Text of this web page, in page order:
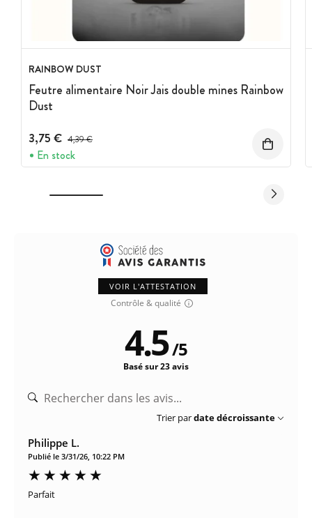
RAINBOW DUST
Feutre alimentaire Noir Jais double mines Rainbow
Dust
3,75 € Prix avant réduction :
4,39 €
En stock
VOIR L'ATTESTATION
Contrôle & qualité
4.5/5
Basé sur 23 avis
Trier pardate décroissante
Philippe L.
Publié le 3/31/26, 10:22 PM
Parfait